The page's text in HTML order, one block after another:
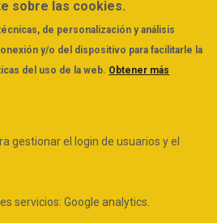
documentación
sobre las cookies.
de personalización y análisis
y/o del dispositivo para facilitarle la
del uso de la web. Obtener más
gestionar el login de usuarios y el
servicios: Google analytics.